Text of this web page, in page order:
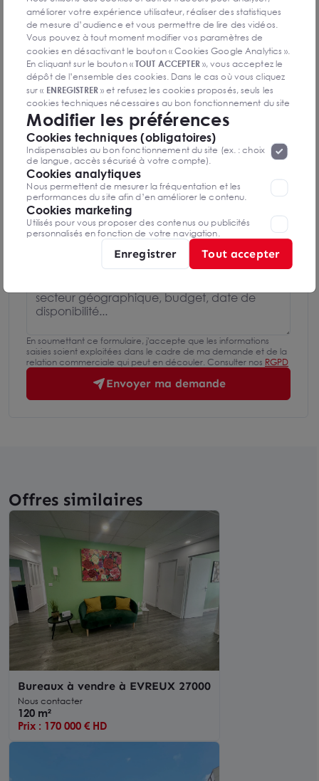
Natacha DOUZENEL
Rouen
0235600400
Mettre en favoris
Nom Prénom
Email
Téléphone
En soumettant ce formulaire, j'accepte que les informations
saisies soient exploitées dans le cadre de ma demande et de la
relation commerciale qui peut en découler. Consulter nos RGPD
Envoyer ma demande
Offres similaires
Bureaux à vendre à EVREUX 27000
Nous contacter
120 m²
Prix : 170 000 € HD
améliorer votre expérience utilisateur, réaliser des statistiques
de mesure d’audience et vous permettre de lire des vidéos.
Vous pouvez à tout moment modifier vos paramètres de
cookies en désactivant le bouton « Cookies Google Analytics ».
En cliquant sur le bouton «TOUT ACCEPTER», vous acceptez le
dépôt de l’ensemble des cookies. Dans le cas où vous cliquez
sur « ENREGISTRER» et refusez les cookies proposés, seuls les
cookies techniques nécessaires au bon fonctionnement du site
seront déposés. Pour plus d’informations, vous pouvez consulter
«Protection des données à caractère
personnel ».Lorsque vous naviguez sur notre site internet, il
peut être amenée à déposer des cookies. Vous avez la
possibilité de désactiver les cookies, ces réglages ne seront
valables que sur le navigateur que vous utilisez actuellement
Modifier les préférences
Cookies techniques (obligatoires)
Indispensables au bon fonctionnement du site (ex. : choix
de langue, accès sécurisé à votre compte).
Cookies analytiques
Nous permettent de mesurer la fréquentation et les
performances du site afin d’en améliorer le contenu.
Cookies marketing
Utilisés pour vous proposer des contenus ou publicités
personnalisés en fonction de votre navigation.
Enregistrer Tout accepter